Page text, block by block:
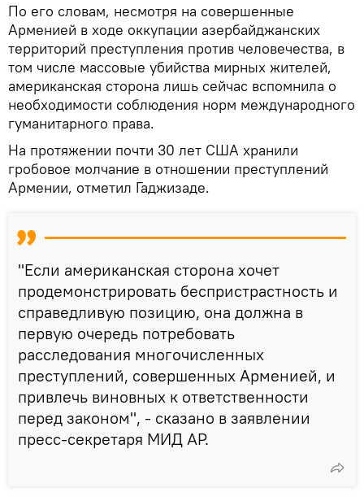
По его словам, несмотря на совершенные
Арменией в ходе оккупации азербайджанских
территорий преступления против человечества, в
том числе массовые убийства мирных жителей,
американская сторона лишь сейчас вспомнила о
необходимости соблюдения норм международного
гуманитарного права.
На протяжении почти 30 лет США хранили
гробовое молчание в отношении преступлений
Армении, отметил Гаджизаде.
"Если американская сторона хочет
продемонстрировать беспристрастность и
справедливую позицию, она должна в
первую очередь потребовать
расследования многочисленных
преступлений, совершенных Арменией, и
привлечь виновных к ответственности
перед законом", - сказано в заявлении
пресс-секретаря МИД АР.